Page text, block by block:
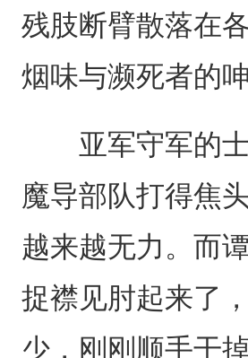
残肢断臂散落在
烟味与濒死者的呻
亚军守军的士
魔导部队打得焦
越来越无力。而
捉襟见肘起来了
少，刚刚顺手干